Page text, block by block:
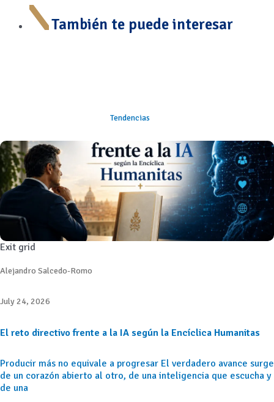
También te puede interesar
Tendencias
Exit grid
Alejandro Salcedo-Romo
July 24, 2026
El reto directivo frente a la IA según la Encíclica Humanitas
Producir más no equivale a progresar El verdadero avance surge
de un corazón abierto al otro, de una inteligencia que escucha y
de una